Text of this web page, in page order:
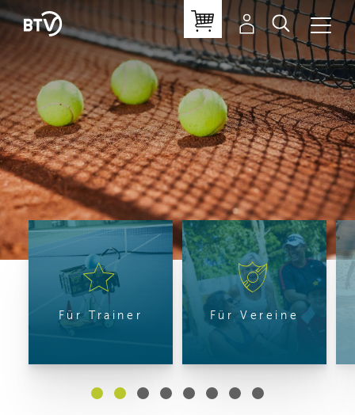
Für Trainer Für Vereine